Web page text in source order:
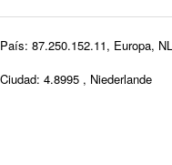
País: 87.250.152.11, Europa, NL
Ciudad: 4.8995 , Niederlande